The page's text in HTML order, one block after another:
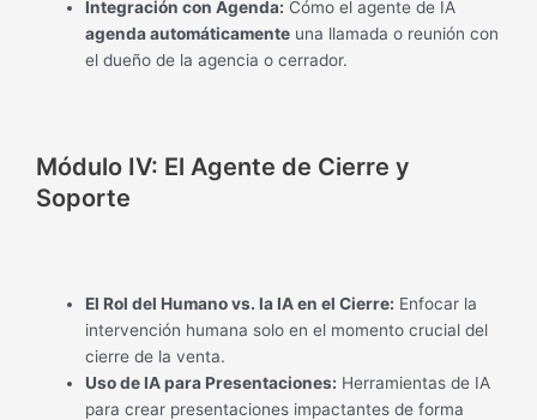
Integración con Agenda: Cómo el agente de IA
agenda automáticamente una llamada o reunión con
el dueño de la agencia o cerrador.
Módulo IV: El Agente de Cierre y
Soporte
El Rol del Humano vs. la IA en el Cierre: Enfocar la
intervención humana solo en el momento crucial del
cierre de la venta.
Uso de IA para Presentaciones: Herramientas de IA
para crear presentaciones impactantes de forma